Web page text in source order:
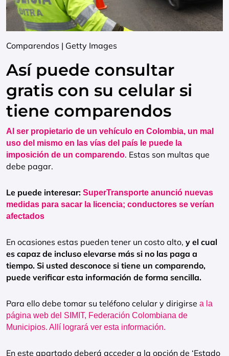
Comparendos | Getty Images
Así puede consultar
gratis con su celular si
tiene comparendos
Al ser propietario de un vehículo en Colombia, un mal
uso del mismo en las vías del país le puede la
imposición de un comparendo. Estas son multas que
debe pagar.
Le puede interesar: SuperTransporte anunció nuevas
medidas para sacar la licencia; conductores se verían
afectados
En ocasiones estas pueden tener un costo alto, y el cual
es capaz de incluso elevarse más si no las paga a
tiempo. Si usted desconoce si tiene un comparendo,
puede verificar esta información de forma sencilla.
Para ello debe tomar su teléfono celular y dirigirse a la
página web del SIMIT, Federación Colombiana de
Municipios. Allí logrará ver esta información.
En este apartado deberá acceder a la opción de ‘Estado